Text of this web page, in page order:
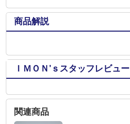
商品解説
ＩＭＯＮ’ｓスタッフレビュー
関連商品